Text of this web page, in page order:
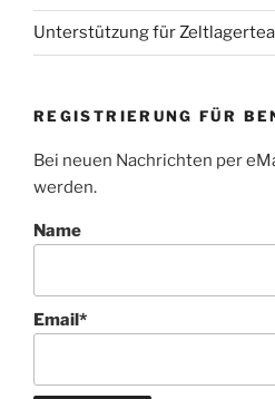
Unterstützung für
REGISTRIERUNG FÜR
Bei neuen Nachrichten per
werden.
Name
Email*